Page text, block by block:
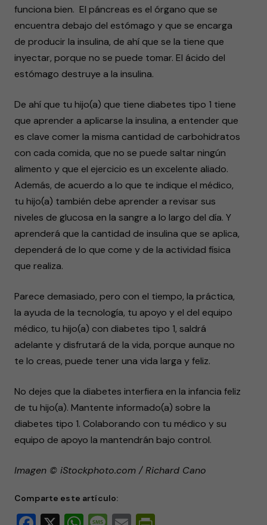
funciona bien. El páncreas es el órgano que se
encuentra debajo del estómago y que se encarga
de producir la insulina, de ahí que se la tiene que
inyectar, porque no se puede tomar. El ácido del
estómago destruye a la insulina.
De ahí que tu hijo(a) que tiene diabetes tipo 1 tiene
que aprender a aplicarse la insulina, a entender que
es clave comer la misma cantidad de carbohidratos
con cada comida, que no se puede saltar ningún
alimento y que el ejercicio es un excelente aliado.
Además, de acuerdo a lo que te indique el médico,
tu hijo(a) también debe aprender a revisar sus
niveles de glucosa en la sangre a lo largo del día. Y
aprenderá que la cantidad de insulina que se aplica,
dependerá de lo que come y de la actividad física
que realiza.
Parece demasiado, pero con el tiempo, la práctica,
la ayuda de la tecnología, tu apoyo y el del equipo
médico, tu hijo(a) con diabetes tipo 1, saldrá
adelante y disfrutará de la vida, porque aunque no
te lo creas, puede tener una vida larga y feliz.
No dejes que la diabetes interfiera en la infancia feliz
de tu hijo(a). Mantente informado(a) sobre la
diabetes tipo 1. Colaborando con tu médico y su
equipo de apoyo la mantendrán bajo control.
Imagen © iStockphoto.com / Richard Cano
Comparte este artículo: